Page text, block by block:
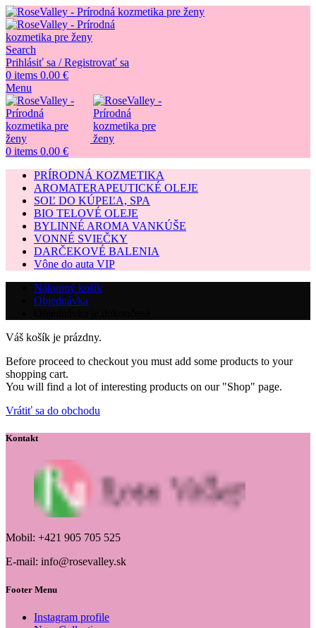
Search
Prihlásiť sa / Registrovať sa
0 items 0.00 €
Menu
0 items 0.00 €
PRÍRODNÁ KOZMETIKA
AROMATERAPEUTICKÉ OLEJE
SOĽ DO KÚPEĽA, SPA
BIO TELOVÉ OLEJE
BYLINNÉ AROMA VANKÚŠE
VONNÉ SVIEČKY
DARČEKOVÉ BALENIA
Vône do auta VIP
Nákupný košík
Objednávka
Váš košík je prázdny.
Before proceed to checkout you must add some products to your
shopping cart.
You will find a lot of interesting products on our "Shop" page.
Vrátiť sa do obchodu
Kontakt
Mobil: +421 905 705 525
E-mail: info@rosevalley.sk
Footer Menu
Instagram profile